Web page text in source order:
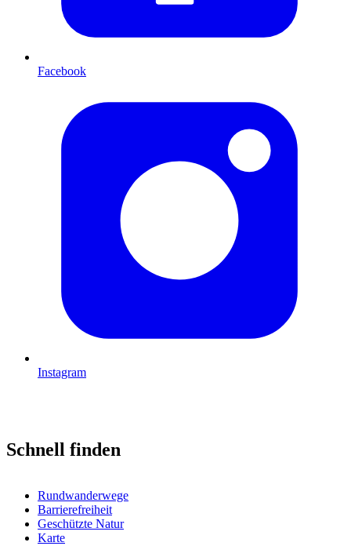
Facebook
Instagram
Schnell finden
Rundwanderwege
Barrierefreiheit
Geschützte Natur
Karte